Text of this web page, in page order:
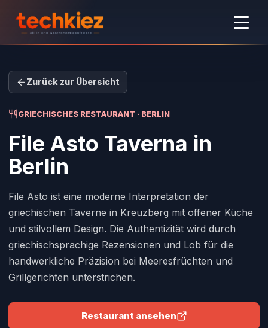
Zurück zur Übersicht
GRIECHISCHES RESTAURANT · BERLIN
File Asto Taverna in
Berlin
File Asto ist eine moderne Interpretation der
griechischen Taverne in Kreuzberg mit offener Küche
und stilvollem Design. Die Authentizität wird durch
griechischsprachige Rezensionen und Lob für die
handwerkliche Präzision bei Meeresfrüchten und
Grillgerichten unterstrichen.
Restaurant ansehen